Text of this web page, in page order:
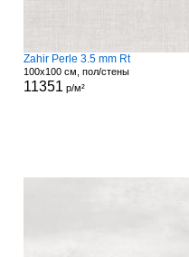
Zahir Perle 3.5 mm Rt
100x100 см, пол/стены
11351 р/м²